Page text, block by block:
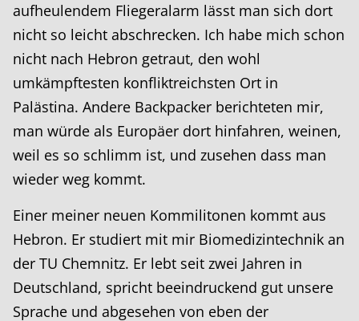
aufheulendem Fliegeralarm lässt man sich dort
nicht so leicht abschrecken. Ich habe mich schon
nicht nach Hebron getraut, den wohl
umkämpftesten konfliktreichsten Ort in
Palästina. Andere Backpacker berichteten mir,
man würde als Europäer dort hinfahren, weinen,
weil es so schlimm ist, und zusehen dass man
wieder weg kommt.
Einer meiner neuen Kommilitonen kommt aus
Hebron. Er studiert mit mir Biomedizintechnik an
der TU Chemnitz. Er lebt seit zwei Jahren in
Deutschland, spricht beeindruckend gut unsere
Sprache und abgesehen von eben der